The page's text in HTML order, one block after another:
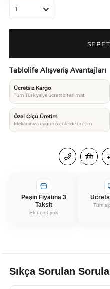
Tablolife Alışveriş Avantajları
Ücretsiz Kargo
Tüm Türkiye’ye ücretsiz teslimat
Özel Ölçü Üretim
Mekânınıza uygun ölçülerde üretim
Peşin Fiyatına 3
Taksit
Ek ücret yok
Tüm
Sıkça Sorulan